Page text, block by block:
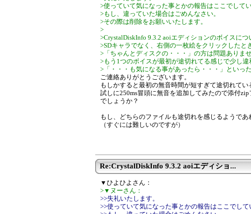
>使っていて気になった事とかの報告はここでして
>もし、違っていた場合はごめんなさい。
>その際は削除をお願いいたします。
>
>CrystalDiskInfo 9.3.2 aoiエディションのボイスにつ
>SDキャラでなく、右側の一枚絵をクリックしたと
>「ちゃんとディスクの・・・」の方は問題ありませ
>もう1つのボイスが最初が途切れてる感じで少し違
>「・・・も気になる事があったら・・・」といっ
ご連絡ありがとうございます。
もしかすると最初の無音時間が短すぎて途切れてい
試しに250ms冒頭に無音を追加してみたので添付
でしょうか？
もし、どちらのファイルも途切れを感じるようであ
（すぐには難しいのですが）
Re:CrystalDiskInfo 9.3.2 aoiエディショ...
▼ひよひよさん：
>▼ヌーさん：
>>失礼いたします。
>>使っていて気になった事とかの報告はここでし